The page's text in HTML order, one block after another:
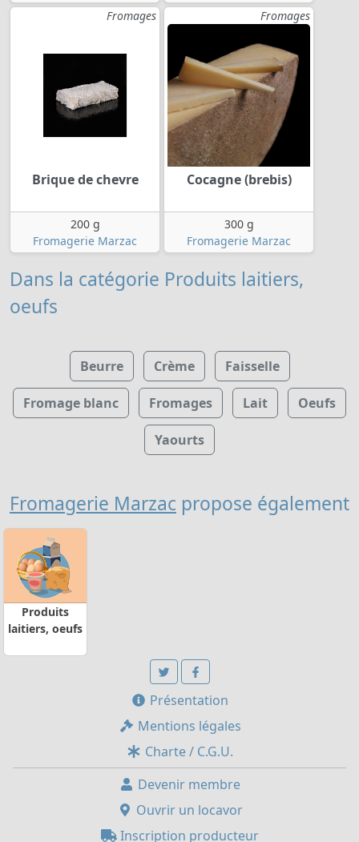
Fromages
Brique de chevre
200 g
Fromagerie Marzac
Fromages
Cocagne (brebis)
300 g
Fromagerie Marzac
Dans la catégorie Produits laitiers,
oeufs
Beurre Crème Faisselle
Fromage blanc Fromages Lait Oeufs
Yaourts
Fromagerie Marzac propose également
Produits
laitiers, oeufs
Présentation
Mentions légales
Charte / C.G.U.
Devenir membre
Ouvrir un locavor
Inscription producteur